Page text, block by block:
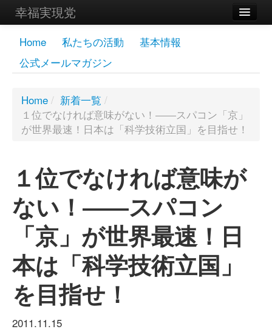
幸福実現党
メンバーズページ
党員
お問い合わせ
Home 私たちの活動
基本情報
公式メールマガジン
Home / 新着一覧 /
１位でなければ意味がない！――スパコン「京」
が世界最速！日本は「科学技術立国」を目指せ！
１位でなければ意味が
ない！――スパコン
「京」が世界最速！日
本は「科学技術立国」
を目指せ！
2011.11.15